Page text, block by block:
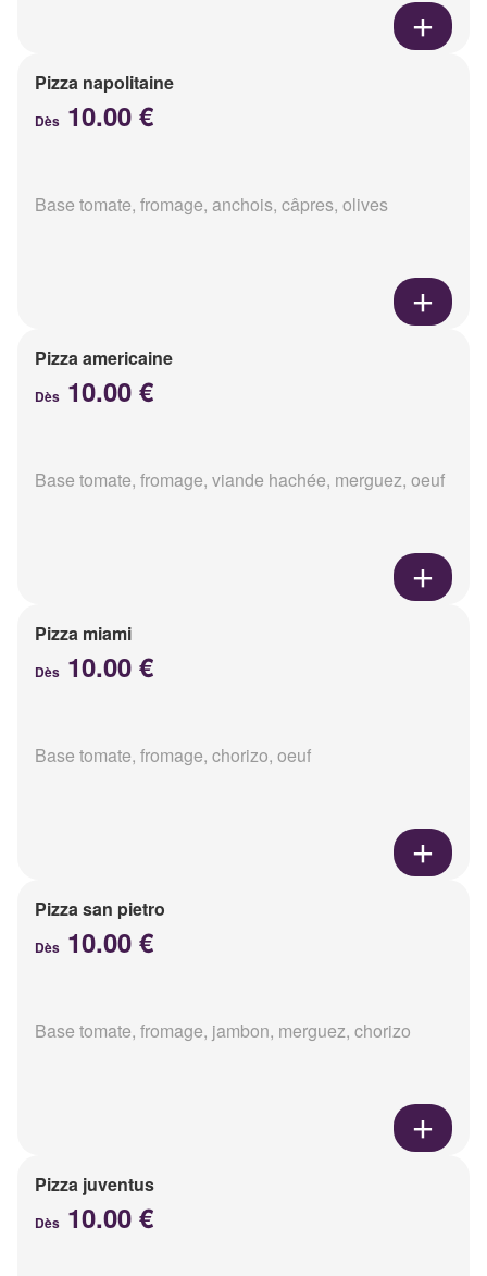
Pizza napolitaine
Dès 10.00 €
Base tomate, fromage, anchois, câpres, olives
Pizza americaine
Dès 10.00 €
Base tomate, fromage, viande hachée, merguez, oeuf
Pizza miami
Dès 10.00 €
Base tomate, fromage, chorizo, oeuf
Pizza san pietro
Dès 10.00 €
Base tomate, fromage, jambon, merguez, chorizo
Pizza juventus
Dès 10.00 €